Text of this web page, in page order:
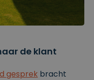
de klant
gesprek bracht